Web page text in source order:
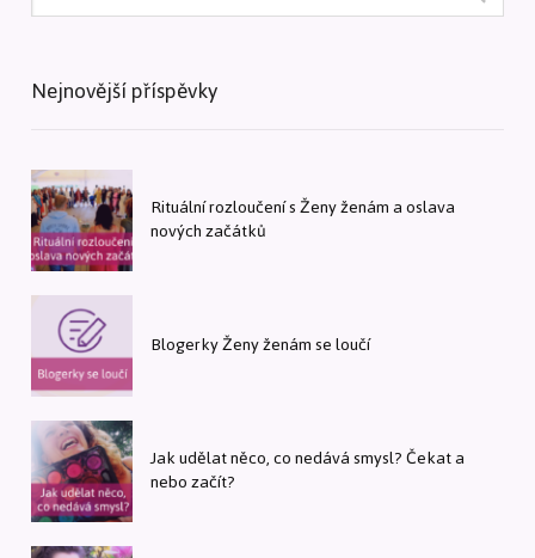
Nejnovější příspěvky
Rituální rozloučení s Ženy ženám a oslava
nových začátků
Blogerky Ženy ženám se loučí
Jak udělat něco, co nedává smysl? Čekat a
nebo začít?